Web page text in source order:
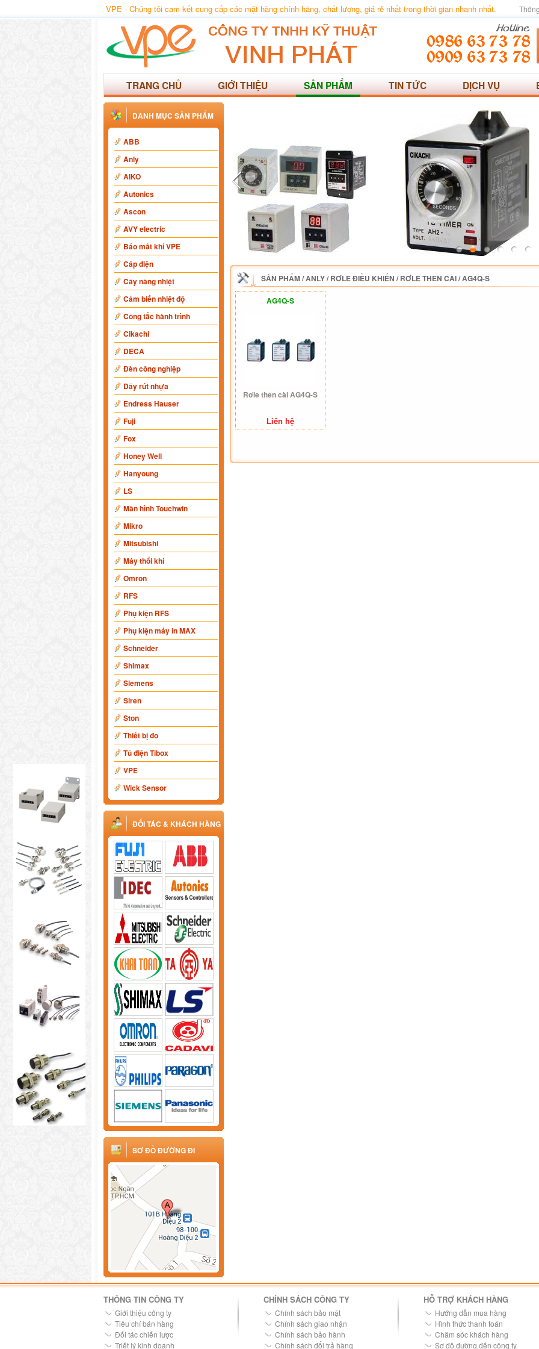
VPE - Chúng tôi cam kết cung cấp các mặt hàng chính hãng, chất lượng, giá rẻ nhất trong thời gian nhanh nhất.
TRANG CHỦ GIỚI THIỆU SẢN PHẨM TIN TỨC DỊCH VỤ
DANH MỤC SẢN PHẨM
ABB
Anly
AIKO
Autonics
Ascon
AVY electric
Báo mất khí VPE
Cáp điện
Cây nâng nhiệt
Cảm biến nhiệt độ
Công tắc hành trình
Cikachi
DECA
Đèn công nghiệp
Dây rút nhựa
Endress Hauser
Fuji
Fox
Honey Well
Hanyoung
LS
Màn hình Touchwin
Mikro
Mitsubishi
Máy thổi khí
Omron
RFS
Phụ kiện RFS
Phụ kiện máy in MAX
Schneider
Shimax
Siemens
Siren
Ston
Thiết bị đo
Tủ điện Tibox
VPE
Wick Sensor
ĐỐI TÁC & KHÁCH HÀNG
SƠ ĐỒ ĐƯỜNG ĐI
SẢN PHẨM/ANLY/RƠLE ĐIỀU KHIỂN /RƠLE THEN CÀI/AG4Q-S
AG4Q-S
Rơle then cài AG4Q-S
Liên hệ
THÔNG TIN CÔNG TY
Giới thiệu công ty
Tiêu chí bán hàng
Đối tác chiến lược
Triết lý kinh doanh
CHÍNH SÁCH CÔNG TY
Chính sách bảo mật
Chính sách giao nhận
Chính sách bảo hành
Chính sách đổi trả hàng
HỖ TRỢ KHÁCH HÀNG
Hướng dẫn mua hàng
Hình thức thanh toán
Chăm sóc khách hàng
Sơ đồ đường đến công ty